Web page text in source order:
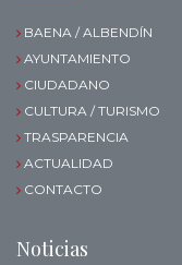
BAENA / ALBENDÍN
AYUNTAMIENTO
CIUDADANO
CULTURA / TURISMO
TRASPARENCIA
ACTUALIDAD
CONTACTO
Noticias